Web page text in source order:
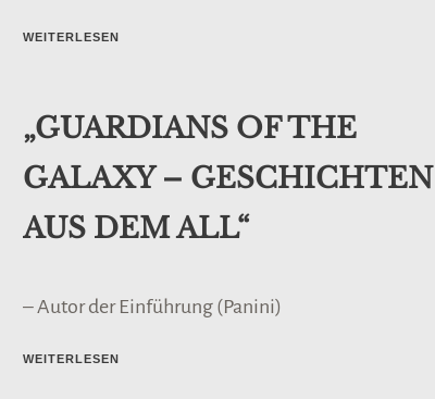
WEITERLESEN
„GUARDIANS OF THE
GALAXY – GESCHICHTEN
AUS DEM ALL“
– Autor der Einführung (Panini)
WEITERLESEN